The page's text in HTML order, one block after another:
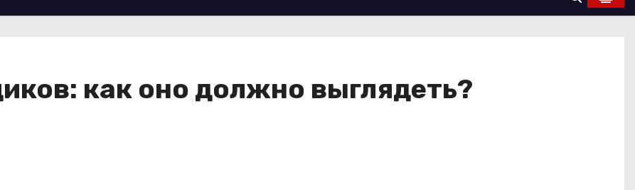
как оно должно выглядеть?